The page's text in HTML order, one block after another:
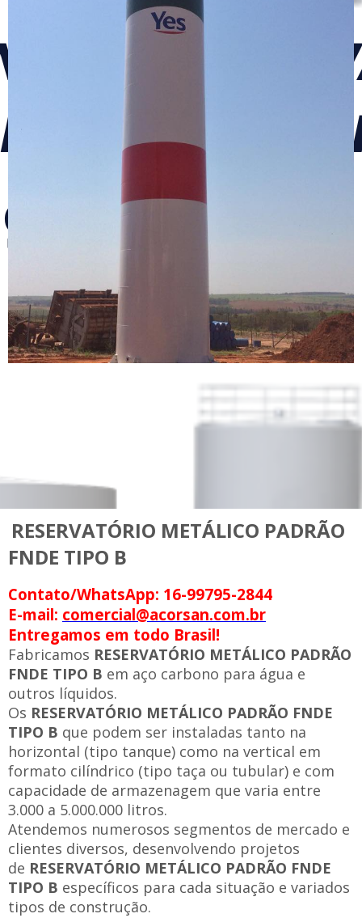
RESERVATÓRIO METÁLICO PADRÃO
FNDE TIPO B
Contato/WhatsApp: 16-99795-2844
E-mail: comercial@acorsan.com.br
Entregamos em todo Brasil!
Fabricamos RESERVATÓRIO METÁLICO PADRÃO
FNDE TIPO B em aço carbono para água e
outros líquidos.
Os RESERVATÓRIO METÁLICO PADRÃO FNDE
TIPO B que podem ser instaladas tanto na
horizontal (tipo tanque) como na vertical em
formato cilíndrico (tipo taça ou tubular) e com
capacidade de armazenagem que varia entre
3.000 a 5.000.000 litros.
Atendemos numerosos segmentos de mercado e
clientes diversos, desenvolvendo projetos
de RESERVATÓRIO METÁLICO PADRÃO FNDE
TIPO B específicos para cada situação e variados
tipos de construção.